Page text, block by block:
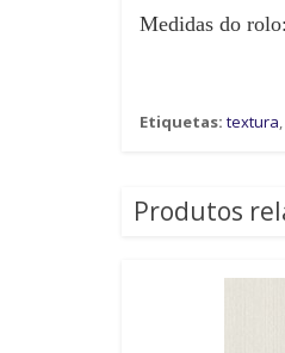
Medidas do
Etiquetas: textura,
Produtos